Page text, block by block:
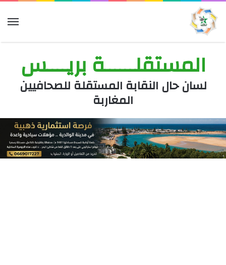
المستقلــــــة بريــــس
لسان حال النقابة المستقلة للصحافيين
المغاربة